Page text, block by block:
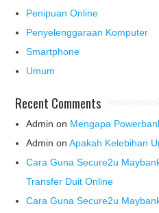
Penipuan Online
Penyelenggaraan Komputer
Smartphone
Umum
Recent Comments
Admin on Mengapa
Admin onApakah Kelebihan
Cara Guna Secure2u
Transfer Duit Online
Cara Guna Secure2u